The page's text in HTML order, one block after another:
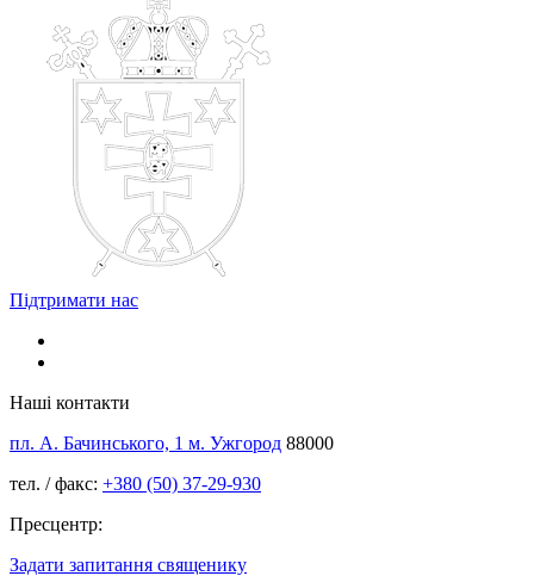
Підтримати нас
Наші контакти
пл. А. Бачинського, 1 м. Ужгород 88000
тел. / факс: +380 (50) 37-29-930
Пресцентр:
Задати запитання священику